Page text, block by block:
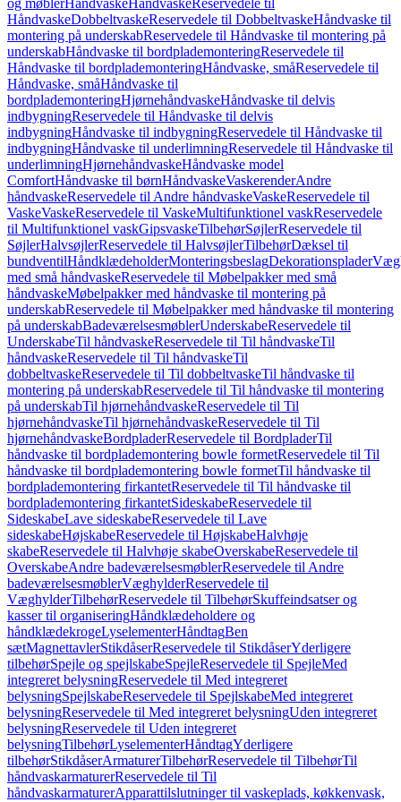
og møblerHåndvaskeHåndvaskeReservedele til
HåndvaskeDobbeltvaskeReservedele til DobbeltvaskeHåndvaske til
montering på underskabReservedele til Håndvaske til montering på
underskabHåndvaske til bordplademonteringReservedele til
Håndvaske til bordplademonteringHåndvaske, småReservedele til
Håndvaske, småHåndvaske til
bordplademonteringHjørnehåndvaskeHåndvaske til delvis
indbygningReservedele til Håndvaske til delvis
indbygningHåndvaske til indbygningReservedele til Håndvaske til
indbygningHåndvaske til underlimningReservedele til Håndvaske til
underlimningHjørnehåndvaskeHåndvaske model
ComfortHåndvaske til børnHåndvaskeVaskerenderAndre
håndvaskeReservedele til Andre håndvaskeVaskeReservedele til
VaskeVaskeReservedele til VaskeMultifunktionel vaskReservedele
til Multifunktionel vaskGipsvaskeTilbehørSøjlerReservedele til
SøjlerHalvsøjlerReservedele til HalvsøjlerTilbehørDæksel til
bundventilHåndklædeholderMonteringsbeslagDekorationsplader
med små håndvaskeReservedele til Møbelpakker med små
håndvaskeMøbelpakker med håndvaske til montering på
underskabReservedele til Møbelpakker med håndvaske til montering
på underskabBadeværelsesmøblerUnderskabeReservedele til
UnderskabeTil håndvaskeReservedele til Til håndvaskeTil
håndvaskeReservedele til Til håndvaskeTil
dobbeltvaskeReservedele til Til dobbeltvaskeTil håndvaske til
montering på underskabReservedele til Til håndvaske til montering
på underskabTil hjørnehåndvaskeReservedele til Til
hjørnehåndvaskeTil hjørnehåndvaskeReservedele til Til
hjørnehåndvaskeBordpladerReservedele til BordpladerTil
håndvaske til bordplademontering bowle formetReservedele til Til
håndvaske til bordplademontering bowle formetTil håndvaske til
bordplademontering firkantetReservedele til Til håndvaske til
bordplademontering firkantetSideskabeReservedele til
SideskabeLave sideskabeReservedele til Lave
sideskabeHøjskabeReservedele til HøjskabeHalvhøje
skabeReservedele til Halvhøje skabeOverskabeReservedele til
OverskabeAndre badeværelsesmøblerReservedele til Andre
badeværelsesmøblerVæghylderReservedele til
VæghylderTilbehørReservedele til TilbehørSkuffeindsatser og
kasser til organiseringHåndklædeholdere og
håndklædekrogeLyselementerHåndtagBen
sætMagnettavlerStikdåserReservedele til StikdåserYderligere
tilbehørSpejle og spejlskabeSpejleReservedele til SpejleMed
integreret belysningReservedele til Med integreret
belysningSpejlskabeReservedele til SpejlskabeMed integreret
belysningReservedele til Med integreret belysningUden integreret
belysningReservedele til Uden integreret
belysningTilbehørLyselementerHåndtagYderligere
tilbehørStikdåserArmaturerTilbehørReservedele til TilbehørTil
håndvaskarmaturerReservedele til Til
håndvaskarmaturerApparattilslutninger til vaskeplads, køkkenvask,